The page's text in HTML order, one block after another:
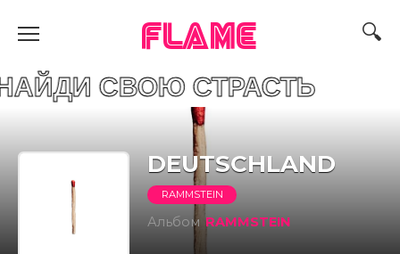
FLAME
СТРАСТЬ
DEUTSCHLAND
RAMMSTEIN
Альбом RAMMSTEIN